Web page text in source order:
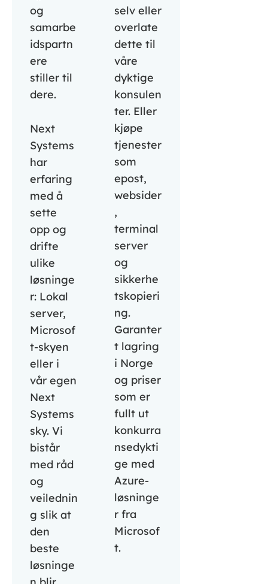
og
samarbe
idspartn
ere
stiller til
dere.
Next
Systems
har
erfaring
med å
sette
opp og
drifte
ulike
løsninge
r: Lokal
server,
Microsof
t-skyen
eller i
vår egen
Next
Systems
sky. Vi
bistår
med råd
og
veilednin
g slik at
den
beste
løsninge
selv eller
overlate
dette til
våre
dyktige
konsulen
ter. Eller
kjøpe
tjenester
som
epost,
websider
,
terminal
server
og
sikkerhe
tskopieri
ng.
Garanter
t lagring
i Norge
og priser
som er
fullt ut
konkurra
nsedykti
ge med
Azure-
løsninge
r fra
Microsof
t.